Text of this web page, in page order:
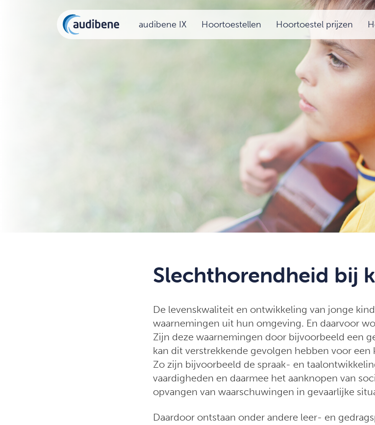
audibene IX Hoortoestellen Hoortoestel prijzen
Slechthorendheid bij
De levenskwaliteit en ontwikkeling van jonge
waarnemingen uit hun omgeving. En daarvoor
Zijn deze waarnemingen door bijvoorbeeld een
kan dit verstrekkende gevolgen hebben voor een
Zo zijn bijvoorbeeld de spraak- en
vaardigheden en daarmee het aanknopen van
opvangen van waarschuwingen in gevaarlijke
Daardoor ontstaan onder andere leer- en